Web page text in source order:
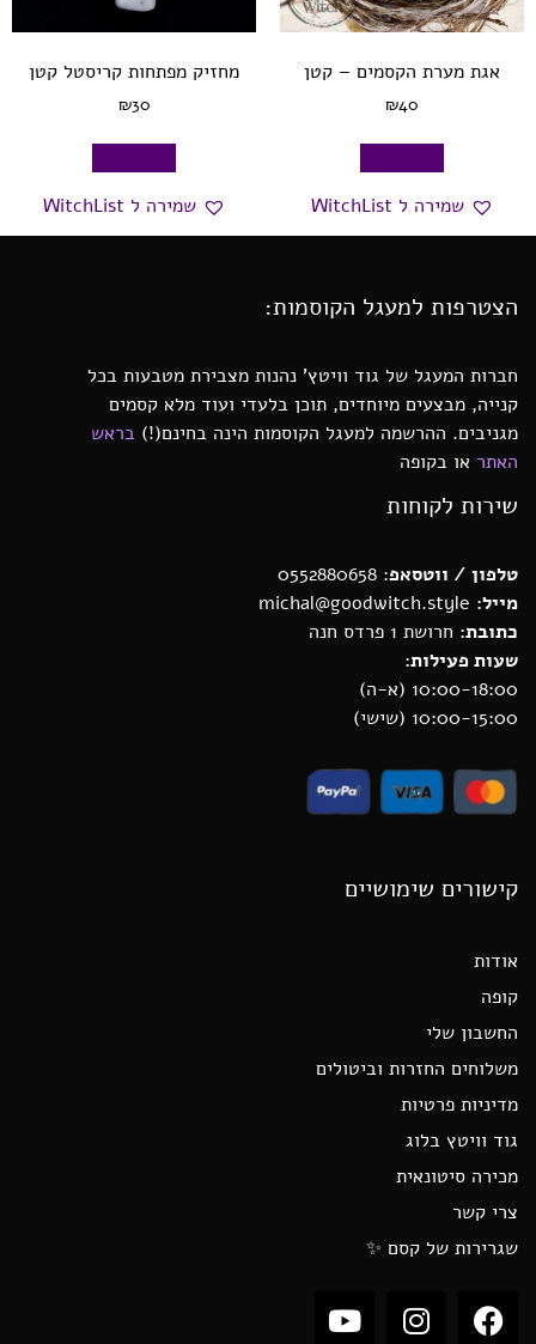
אגת מערת הקסמים – קטן
₪40
שמירה ל WitchList
מחזיק מפתחות קריסטל קטן
₪30
שמירה ל WitchList
הצטרפות למעגל הקוסמות:
חברות המעגל של גוד וויטץ’ נהנות מצבירת מטבעות בכל
קנייה, מבצעים מיוחדים, תוכן בלעדי ועוד מלא קסמים
מגניבים. ההרשמה למעגל הקוסמות הינה בחינם(!) בראש
האתר או בקופה
שירות לקוחות
טלפון / ווטסאפ: 0552880658
מייל:
כתובת: חרושת 1 פרדס חנה
שעות פעילות:
10:00-18:00 (א-ה)
10:00-15:00 (שישי)
קישורים שימושיים
אודות
קופה
החשבון שלי
משלוחים החזרות וביטולים
מדיניות פרטיות
גוד וויטץ בלוג
מכירה סיטונאית
צרי קשר
שגרירות של קסם ✨